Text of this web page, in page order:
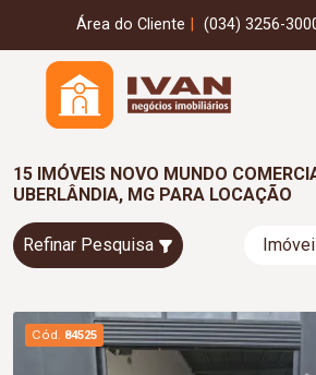
Área do Cliente (034) 3256-
15 IMÓVEIS NOVO MUNDO
UBERLÂNDIA, MG PARA LOCAÇÃO
Refinar Pesquisa
Cód. 84525